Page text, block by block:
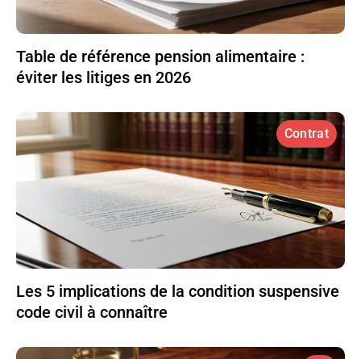
Table de référence pension alimentaire :
éviter les litiges en 2026
Contrat
Les 5 implications de la condition suspensive
code civil à connaître